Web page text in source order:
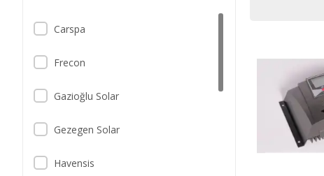
Carspa
Frecon
Gazioğlu Solar
Gezegen Solar
Havensis